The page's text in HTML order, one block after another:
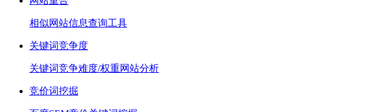
相似网站信息查询工具
关键词竞争度
关键词竞争难度/权重网站分析
竞价词挖掘